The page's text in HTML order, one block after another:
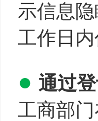
示信息
工作日
● 通过
工商部